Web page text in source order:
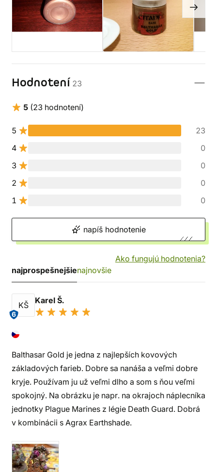
Hodnotení 23
5 (23 hodnotení)
5
23
4
0
3
0
2
0
1
0
napíš hodnotenie
Ako fungujú hodnotenia?
najprospešnejšienajnovšie
KŠ
6
Karel Š.
Balthasar Gold je jedna z najlepších kovových
základových farieb. Dobre sa nanáša a veľmi dobre
kryje. Používam ju už veľmi dlho a som s ňou veľmi
spokojný. Na obrázku je napr. na okrajoch náplecníka
jednotky Plague Marines z légie Death Guard. Dobrá
v kombinácii s Agrax Earthshade.